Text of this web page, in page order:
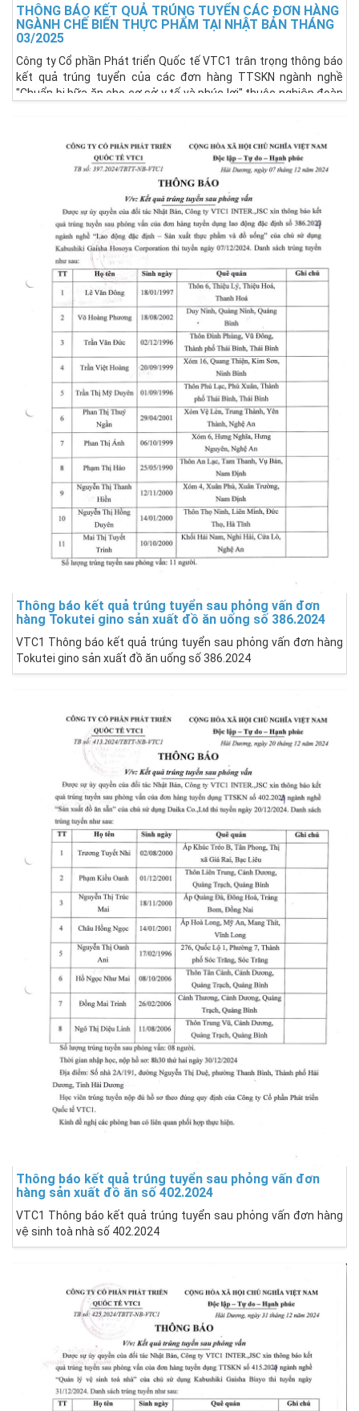
THÔNG BÁO KẾT QUẢ TRÚNG TUYỂN CÁC ĐƠN HÀNG
NGÀNH CHẾ BIẾN THỰC PHẨM TẠI NHẬT BẢN THÁNG
03/2025
Công ty Cổ phần Phát triển Quốc tế VTC1 trân trọng thông báo
kết quả trúng tuyển của các đơn hàng TTSKN ngành nghề
"Chuẩn bị bữa ăn cho cơ sở y tế và phúc lợi" thuộc nghiệp đoàn
phỏng vấn!
Thông báo kết quả trúng tuyển sau phỏng vấn đơn
hàng Tokutei gino sản xuất đồ ăn uống số 386.2024
VTC1 Thông báo kết quả trúng tuyển sau phỏng vấn đơn hàng
Tokutei gino sản xuất đồ ăn uống số 386.2024
Thông báo kết quả trúng tuyển sau phỏng vấn đơn
hàng sản xuất đồ ăn số 402.2024
VTC1 Thông báo kết quả trúng tuyển sau phỏng vấn đơn hàng
vệ sinh toà nhà số 402.2024